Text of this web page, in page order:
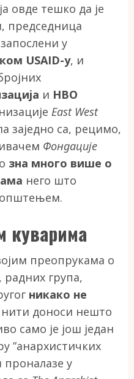
овде тешко да је
председница
у
USAID-у, и
и НВО
East West
заједно са, рецимо,
Фондације
зна много више о
него што
куварима
преопрукама о
радних група,
никако не
нити доноси нешто
само је још један
”анархистичких
проналазе у